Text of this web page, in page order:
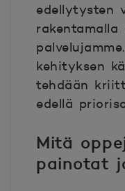
edellytysten
rakentamalla
kehityksen
tehdään
edellä
Mitä
painotat